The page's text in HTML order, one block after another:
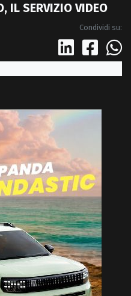
IL SERVIZIO VIDEO
Condividi su: